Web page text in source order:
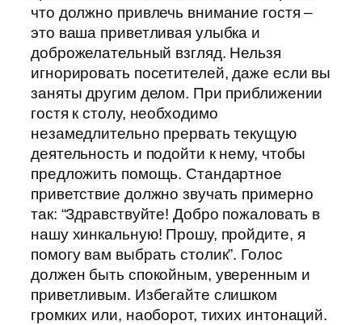
что должно привлечь внимание гостя –
это ваша приветливая улыбка и
доброжелательный взгляд. Нельзя
игнорировать посетителей, даже если вы
заняты другим делом. При приближении
гостя к столу, необходимо
незамедлительно прервать текущую
деятельность и подойти к нему, чтобы
предложить помощь. Стандартное
приветствие должно звучать примерно
так: “Здравствуйте! Добро пожаловать в
нашу хинкальную! Прошу, пройдите, я
помогу вам выбрать столик”. Голос
должен быть спокойным, уверенным и
приветливым. Избегайте слишком
громких или, наоборот, тихих интонаций.